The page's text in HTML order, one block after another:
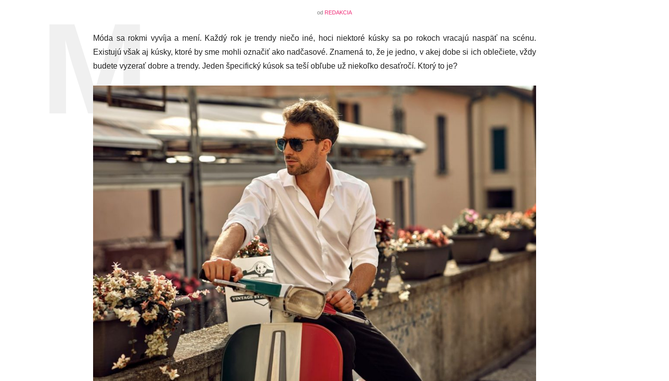
od REDAKCIA
Móda sa rokmi vyvíja a mení. Každý rok je trendy niečo iné, hoci niektoré kúsky sa po rokoch vracajú naspäť na scénu.
Existujú však aj kúsky, ktoré by sme mohli označiť ako nadčasové. Znamená to, že je jedno, v akej dobe si ich oblečiete, vždy
budete vyzerať dobre a trendy. Jeden špecifický kúsok sa teší obľube už niekoľko desaťročí. Ktorý to je?